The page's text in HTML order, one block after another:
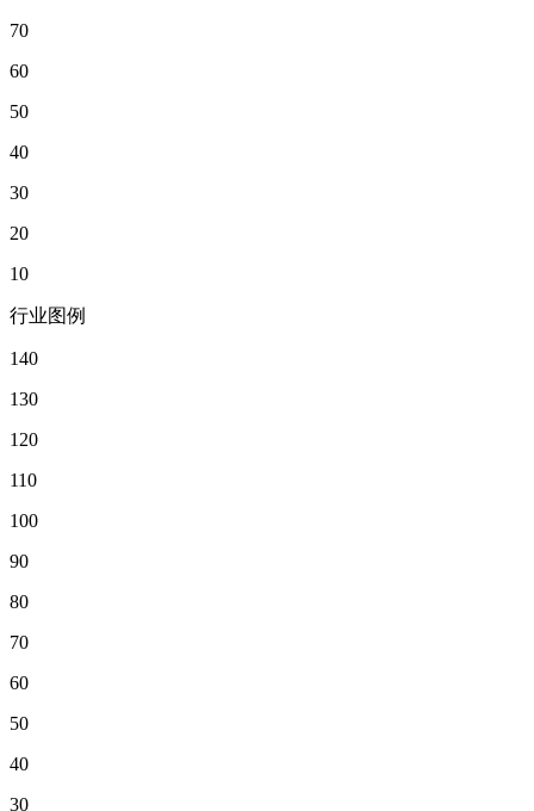
70
60
50
40
30
20
10
行业图例
140
130
120
110
100
90
80
70
60
50
40
30